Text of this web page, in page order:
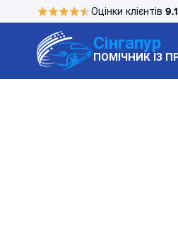
Оцінки клієнтів 9.1
Сінгапур
ПОМІЧНИК ІЗ